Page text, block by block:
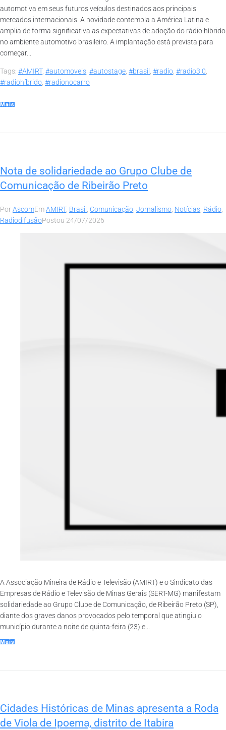
automotiva em seus futuros veículos destinados aos principais
mercados internacionais. A novidade contempla a América Latina e
amplia de forma significativa as expectativas de adoção do rádio híbrido
no ambiente automotivo brasileiro. A implantação está prevista para
começar...
Tags: #AMIRT, #automoveis, #autostage, #brasil , #radio, #radio3.0,
#radiohíbrido, #radionocarro
Mais
Nota de solidariedade ao Grupo Clube de
Comunicação de Ribeirão Preto
PorAscomEmAMIRT, Brasil , Comunicação, Jornalismo, Notícias, Rádio,
RadiodifusãoPostou 24/07/2026
A Associação Mineira de Rádio e Televisão (AMIRT) e o Sindicato das
Empresas de Rádio e Televisão de Minas Gerais (SERT-MG) manifestam
solidariedade ao Grupo Clube de Comunicação, de Ribeirão Preto (SP),
diante dos graves danos provocados pelo temporal que atingiu o
município durante a noite de quinta-feira (23) e...
Mais
Cidades Históricas de Minas apresenta a Roda
de Viola de Ipoema, distrito de Itabira